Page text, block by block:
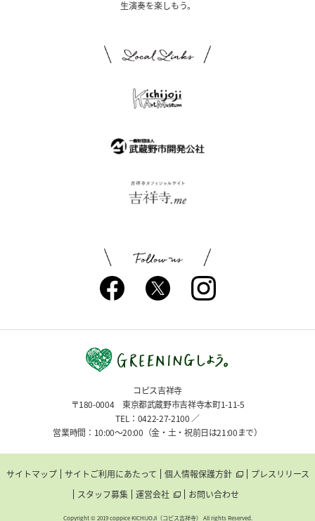
生演奏を楽しもう。
コピス吉祥寺
〒180-0004 東京都武蔵野市吉祥寺本町1-11-5
TEL：0422-27-2100 ／
営業時間：10:00〜20:00（金・土・祝前日は21:00まで）
サイトマップ サイトご利用にあたって 個人情報保護方針
プレスリリース
スタッフ募集
運営会社 お問い合わせ
Copyright © 2019 coppice KICHIJOJI（コピス吉祥寺） All rights Reserved.